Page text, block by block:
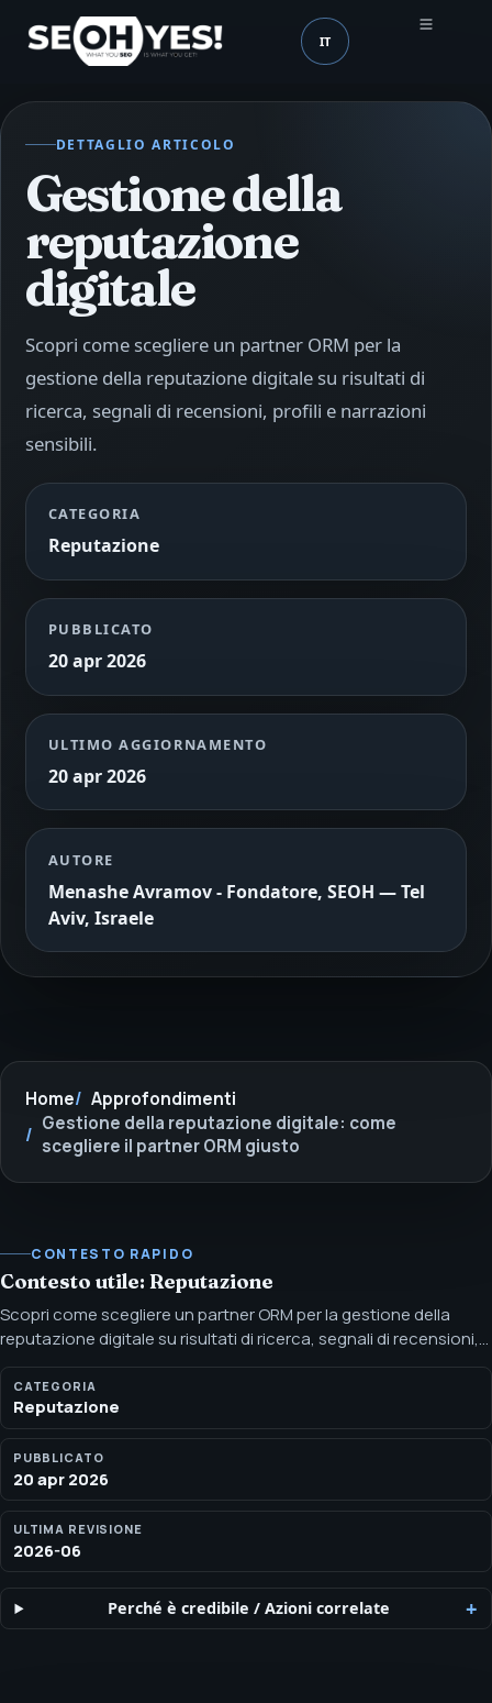
SEOH Lingua (mobile header)
IT
DETTAGLIO ARTICOLO
Gestione della
reputazione
digitale
Scopri come scegliere un partner ORM per la
gestione della reputazione digitale su risultati di
ricerca, segnali di recensioni, profili e narrazioni
sensibili.
CATEGORIA
Reputazione
PUBBLICATO
20 apr 2026
ULTIMO AGGIORNAMENTO
20 apr 2026
AUTORE
Menashe Avramov - Fondatore, SEOH — Tel
Aviv, Israele
Home
Approfondimenti
Gestione della reputazione digitale: come
scegliere il partner ORM giusto
CONTESTO RAPIDO
Contesto utile: Reputazione
Scopri come scegliere un partner ORM per la gestione della
reputazione digitale su risultati di ricerca, segnali di recensioni,
profili e narrazioni sensibili. Menashe Avramov - Fondatore,
SEOH — Tel Aviv, Israele
CATEGORIA
Reputazione
PUBBLICATO
20 apr 2026
ULTIMA REVISIONE
2026-06
Perché è credibile / Azioni correlate